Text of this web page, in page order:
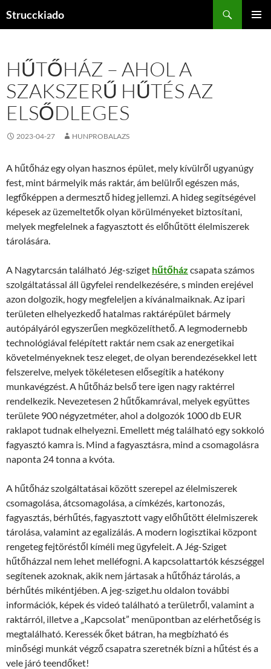
Strucckiado
HŰTŐHÁZ – AHOL A
SZAKSZERŰ HŰTÉS AZ
ELSŐDLEGES
2023-04-27 HUNPROBALAZS
A hűtőház egy olyan hasznos épület, mely kívülről ugyanúgy
fest, mint bármelyik más raktár, ám belülről egészen más,
legfőképpen a dermesztő hideg jellemzi. A hideg segítségével
képesek az üzemeltetők olyan körülményeket biztosítani,
melyek megfelelnek a fagyasztott és előhűtött élelmiszerek
tárolására.
A Nagytarcsán található Jég-sziget hűtőház csapata számos
szolgáltatással áll ügyfelei rendelkezésére, s minden erejével
azon dolgozik, hogy megfeleljen a kívánalmaiknak. Az ipari
területen elhelyezkedő hatalmas raktárépület bármely
autópályáról egyszerűen megközelíthető. A legmodernebb
technológiával felépített raktár nem csak az energetikai
követelményeknek tesz eleget, de olyan berendezésekkel lett
felszerelve, melyek tökéletesen elősegítik a hatékony
munkavégzést. A hűtőház belső tere igen nagy raktérrel
rendelkezik. Nevezetesen 2 hűtőkamrával, melyek együttes
területe 900 négyzetméter, ahol a dolgozók 1000 db EUR
raklapot tudnak elhelyezni. Emellett még található egy sokkoló
fagyasztó kamra is. Mind a fagyasztásra, mind a csomagolásra
naponta 24 tonna a kvóta.
A hűtőház szolgáltatásai között szerepel az élelmiszerek
csomagolása, átcsomagolása, a címkézés, kartonozás,
fagyasztás, bérhűtés, fagyasztott vagy előhűtött élelmiszerek
tárolása, valamint az egalizálás. A modern logisztikai központ
rengeteg fejtöréstől kíméli meg ügyfeleit. A Jég-Sziget
hűtőházzal nem lehet melléfogni. A kapcsolattartók készséggel
segítenek azoknak, akik nem jártasak a hűtőház tárolás, a
bérhűtés mikéntjében. A jeg-sziget.hu oldalon további
információk, képek és videó található a területről, valamint a
raktárról, illetve a „Kapcsolat” menüpontban az elérhetőség is
megtalálható. Keressék őket bátran, ha megbízható és
minőségi munkát végző csapatra szeretnék bízni a hűtést és a
vele járó teendőket!